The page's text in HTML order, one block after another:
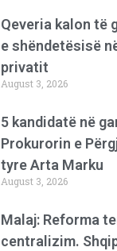
Qeveria kalon të
e shëndetësisë
privatit
August 3, 2026
5 kandidatë në
Prokurorin e
tyre Arta Marku
August 3, 2026
Malaj: Reforma
centralizim.